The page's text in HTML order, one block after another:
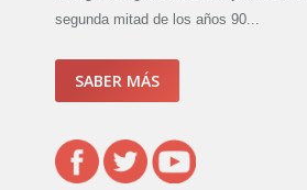
segunda mitad de los años 90...
SABER MÁS